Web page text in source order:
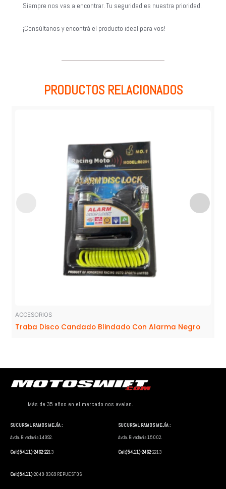
Siempre nos vas a encontrar. Tu seguridad es nuestra prioridad.
¡Consúltanos y encontrá el producto ideal para vos!
PRODUCTOS RELACIONADOS
ACCESORIOS
Traba Disco Candado Blindado Con Alarma Negro
Más de 35 años en el mercado nos avalan.
SUCURSAL RAMOS MEJÍA :
Avda. Rivadavia 14992.
Cel:(54.11)-2462-2213
Cel:(54.11)-2049-9369 REPUESTOS
SUCURSAL RAMOS MEJÍA :
Avda. Rivadavia 15002.
Cel:(54.11)-2462-2213